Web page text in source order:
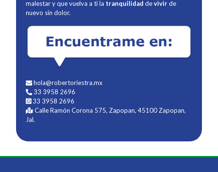
malestar y que vuelva a ti la tranquilidad devivirde
nuevo sin dolor.
hola@robertoriestra.mx
33 3958 2696
33 3958 2696
Calle Ramón Corona 575, Zapopan, 45100 Zapopan,
Jal.